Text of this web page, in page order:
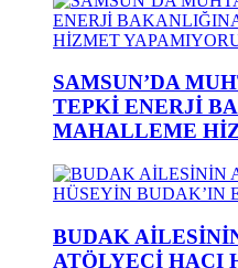
SAMSUN’DA
TEPKİ ENERJİ
MAHALLEME
BUDAK
ATÖLYECİ HACI